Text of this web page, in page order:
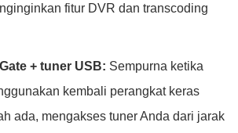
fitur DVR dan transcoding
+ tuner USB: Sempurna ketika
kembali perangkat keras
ada, mengakses tuner Anda dari jarak